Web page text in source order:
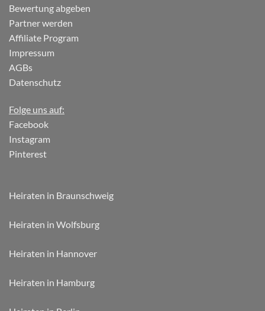
Bewertung abgeben
Partner werden
Affiliate Program
Impressum
AGBs
Datenschutz
Folge uns auf:
Facebook
Instagram
Pinterest
Heiraten in Braunschweig
Heiraten in Wolfsburg
Heiraten in Hannover
Heiraten in Hamburg